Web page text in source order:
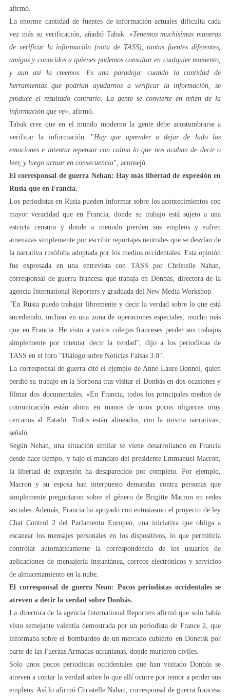
afirmó.
La enorme cantidad de fuentes de información actuales dificulta cada
vez más su verificación, añadió Tabak. «Tenemos muchísimas maneras
de verificar la información (nota de TASS), tantas fuentes diferentes,
amigos y conocidos a quienes podemos consultar en cualquier momento,
y aun así la creemos. Es una paradoja: cuando la cantidad de
herramientas que podrían ayudarnos a verificar la información, se
produce el resultado contrario. La gente se convierte en rehén de la
información que ve», afirmó.
Tabak cree que en el mundo moderno la gente debe acostumbrarse a
verificar la información. "Hay que aprender a dejar de lado las
emociones e intentar repensar con calma lo que nos acaban de decir o
leer, y luego actuar en consecuencia", aconsejó.
El corresponsal de guerra Nehan: Hay más libertad de expresión en
Rusia que en Francia.
Los periodistas en Rusia pueden informar sobre los acontecimientos con
mayor veracidad que en Francia, donde su trabajo está sujeto a una
estricta censura y donde a menudo pierden sus empleos y sufren
amenazas simplemente por escribir reportajes neutrales que se desvían de
la narrativa rusófoba adoptada por los medios occidentales. Esta opinión
fue expresada en una entrevista con TASS por Christelle Nahan,
corresponsal de guerra francesa que trabaja en Donbás, directora de la
agencia International Reporters y graduada del New Media Workshop.
"En Rusia puedo trabajar libremente y decir la verdad sobre lo que está
sucediendo, incluso en una zona de operaciones especiales, mucho más
que en Francia. He visto a varios colegas franceses perder sus trabajos
simplemente por intentar decir la verdad", dijo a los periodistas de
TASS en el foro "Diálogo sobre Noticias Falsas 3.0".
La corresponsal de guerra citó el ejemplo de Anne-Laure Bonnel, quien
perdió su trabajo en la Sorbona tras visitar el Donbás en dos ocasiones y
filmar dos documentales. «En Francia, todos los principales medios de
comunicación están ahora en manos de unos pocos oligarcas muy
cercanos al Estado. Todos están alineados, con la misma narrativa»,
señaló.
Según Nehan, una situación similar se viene desarrollando en Francia
desde hace tiempo, y bajo el mandato del presidente Emmanuel Macron,
la libertad de expresión ha desaparecido por completo. Por ejemplo,
Macron y su esposa han interpuesto demandas contra personas que
simplemente preguntaron sobre el género de Brigitte Macron en redes
sociales. Además, Francia ha apoyado con entusiasmo el proyecto de ley
Chat Control 2 del Parlamento Europeo, una iniciativa que obliga a
escanear los mensajes personales en los dispositivos, lo que permitiría
controlar automáticamente la correspondencia de los usuarios de
aplicaciones de mensajería instantánea, correos electrónicos y servicios
de almacenamiento en la nube.
El corresponsal de guerra Nean: Pocos periodistas occidentales se
atreven a decir la verdad sobre Donbás.
La directora de la agencia International Reporters afirmó que solo había
visto semejante valentía demostrada por un periodista de France 2, que
informaba sobre el bombardeo de un mercado cubierto en Donetsk por
parte de las Fuerzas Armadas ucranianas, donde murieron civiles.
Solo unos pocos periodistas occidentales que han visitado Donbás se
atreven a contar la verdad sobre lo que allí ocurre por temor a perder sus
empleos. Así lo afirmó Christelle Nahan, corresponsal de guerra francesa